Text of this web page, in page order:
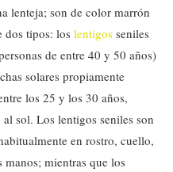
lenteja; son de color marrón
dos tipos: los lentigos seniles
de entre 40 y 50 años)
solares propiamente
los 25 y los 30 años,
sol. Los lentigos seniles son
en rostro, cuello,
mientras que los